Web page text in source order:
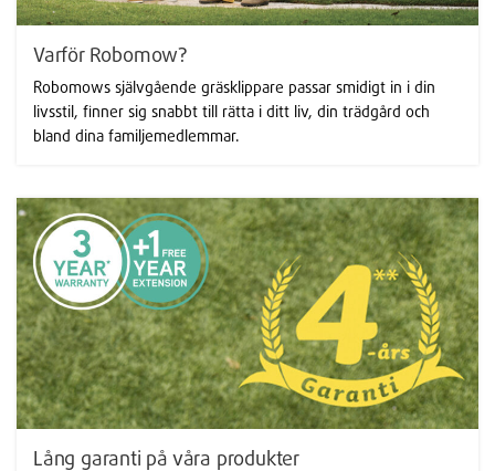
Varför Robomow?
Robomows självgående gräsklippare passar smidigt in i din
livsstil, finner sig snabbt till rätta i ditt liv, din trädgård och
bland dina familjemedlemmar.
Lång garanti på våra produkter